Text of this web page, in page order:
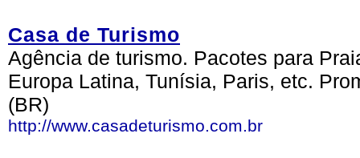
Casa de Turismo
Agência de turismo. Pacotes para
Europa Latina, Tunísia, Paris, etc.
(BR)
http://www.casadeturismo.com.br